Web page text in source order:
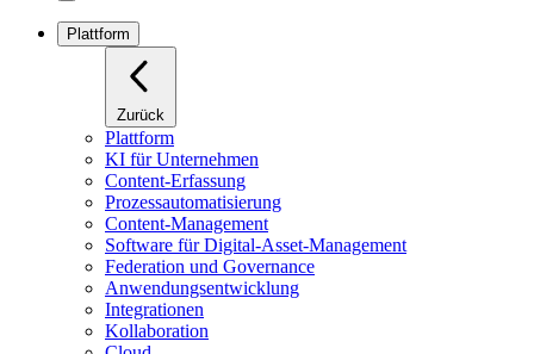
Plattform
Zurück
Plattform
KI für Unternehmen
Content-Erfassung
Prozessautomatisierung
Content-Management
Software für Digital-Asset-Management
Federation und Governance
Anwendungsentwicklung
Integrationen
Kollaboration